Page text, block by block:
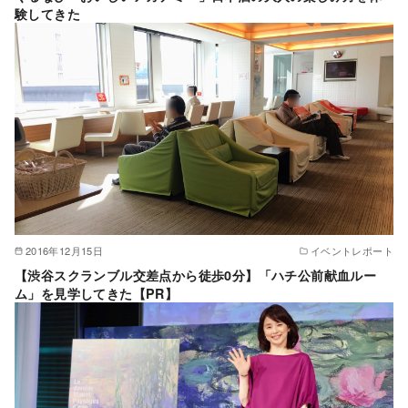
験してきた
2016年12月15日 イベントレポート
【渋谷スクランブル交差点から徒歩0分】「ハチ公前献血ルー
ム」を見学してきた【PR】